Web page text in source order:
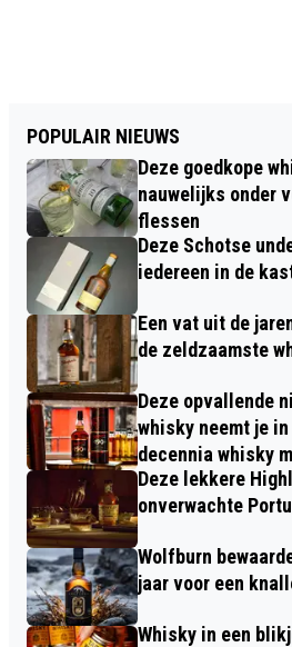
POPULAIR NIEUWS
Deze goedkope
nauwelijks onder
flessen
Deze Schotse
iedereen in de
Een vat uit de
de zeldzaamste
Deze opvallende
whisky neemt je
decennia whisky
Deze lekkere
onverwachte
Wolfburn
jaar voor een
Whisky in een